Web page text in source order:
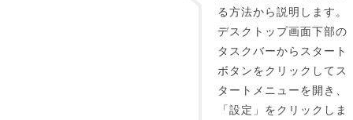
る方法から説明します。
デスクトップ画面下部の
タスクバーからスタート
ボタンをクリックしてス
タートメニューを開き、
「設定」をクリックしま